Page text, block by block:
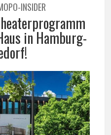
INSIDER
in Hamburg-